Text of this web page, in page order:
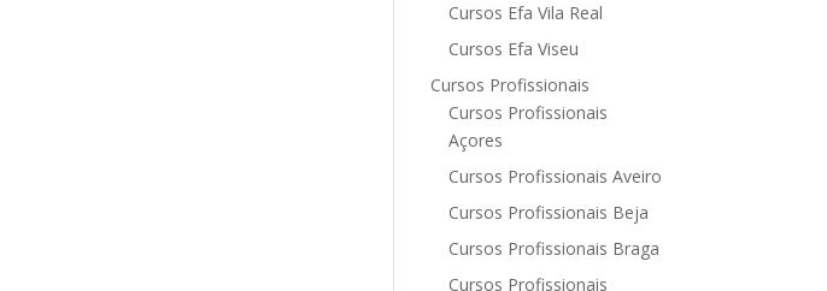
Cursos Efa Vila Real
Cursos Efa Viseu
Cursos Profissionais
Cursos Profissionais
Açores
Cursos Profissionais Aveiro
Cursos Profissionais Beja
Cursos Profissionais Braga
Cursos Profissionais